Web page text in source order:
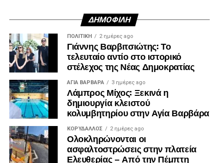
ΔΗΜΟΦΙΛΉ
ΠΟΛΙΤΙΚΉ 2 ημέρες ago
Γιάννης Βαρβιτσιώτης: Το
τελευταίο αντίο στο ιστορικό
στέλεχος της Νέας Δημοκρατίας
ΑΓΙΑ ΒΑΡΒΑΡΑ 3 ημέρες ago
Λάμπρος Μίχος: Ξεκινά η
δημιουργία κλειστού
κολυμβητηρίου στην Αγία Βαρβάρα
ΚΟΡΥΔΑΛΛΟΣ 2 ημέρες ago
Ολοκληρώνονται οι
ασφαλτοστρώσεις στην πλατεία
Ελευθερίας – Από την Πέμπτη